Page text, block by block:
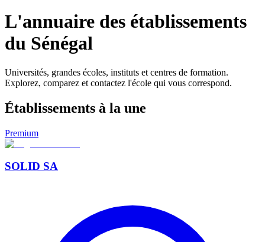
L'annuaire des établissements
du Sénégal
Universités, grandes écoles, instituts et centres de formation.
Explorez, comparez et contactez l'école qui vous correspond.
Établissements à la une
Premium
SOLID SA